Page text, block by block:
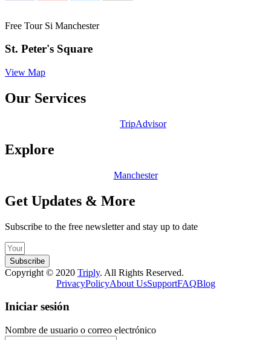
Free Tour Si Manchester
St. Peter's Square
View Map
Our Services
TripAdvisor
Explore
Manchester
Get Updates & More
Subscribe to the free newsletter and stay up to date
Subscribe
Copyright © 2020 Triply. All Rights Reserved.
PrivacyPolicyAbout UsSupportFAQBlog
Iniciar sesión
Nombre de usuario o correo electrónico